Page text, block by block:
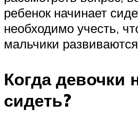
ребенок начинает
необходимо учесть,
мальчики
Когда девочки
сидеть?